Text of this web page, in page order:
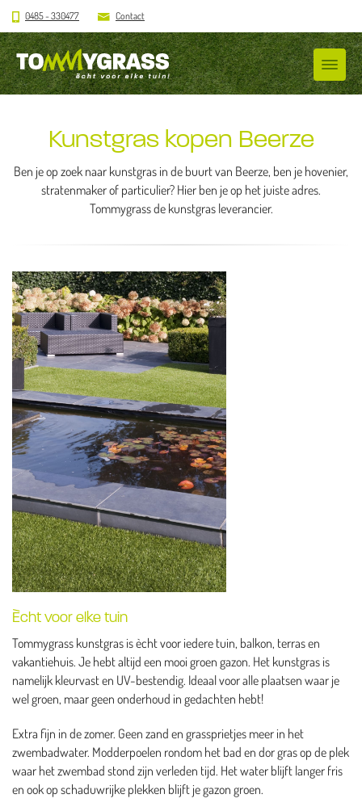
0485 - 330477 Contact
Kunstgras kopen Beerze
Ben je op zoek naar kunstgras in de buurt van Beerze, ben je hovenier,
stratenmaker of particulier? Hier ben je op het juiste adres.
Tommygrass de kunstgras leverancier.
Ècht voor elke tuin
Tommygrass kunstgras is ècht voor iedere tuin, balkon, terras en
vakantiehuis. Je hebt altijd een mooi groen gazon. Het kunstgras is
namelijk kleurvast en UV-bestendig. Ideaal voor alle plaatsen waar je
wel groen, maar geen onderhoud in gedachten hebt!
Extra fijn in de zomer. Geen zand en grassprietjes meer in het
zwembadwater. Modderpoelen rondom het bad en dor gras op de plek
waar het zwembad stond zijn verleden tijd. Het water blijft langer fris
en ook op schaduwrijke plekken blijft je gazon groen.